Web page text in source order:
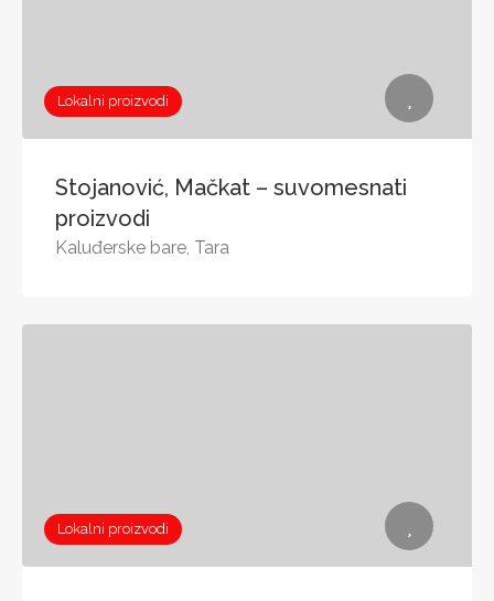
Lokalni proizvodi
Stojanović, Mačkat – suvomesnati
proizvodi
Kaluđerske bare, Tara
Lokalni proizvodi